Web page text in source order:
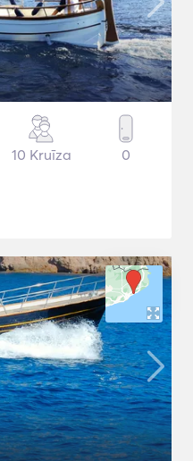
10 Kruīza 0